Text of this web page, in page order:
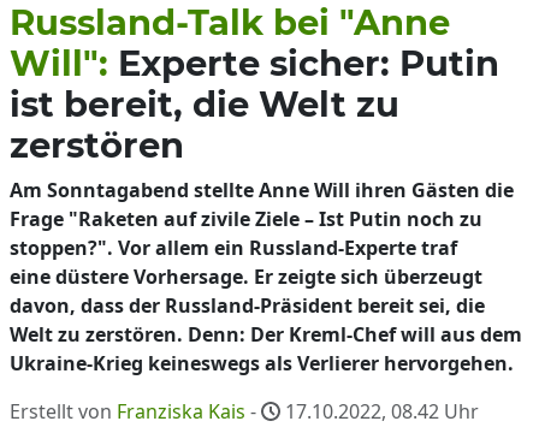
Russland-Talk bei "Anne
Will": Experte sicher: Putin
ist bereit, die Welt zu
zerstören
Am Sonntagabend stellte Anne Will ihren Gästen die
Frage "Raketen auf zivile Ziele – Ist Putin noch zu
stoppen?". Vor allem ein Russland-Experte traf
eine düstere Vorhersage. Er zeigte sich überzeugt
davon, dass der Russland-Präsident bereit sei, die
Welt zu zerstören. Denn: Der Kreml-Chef will aus dem
Ukraine-Krieg keineswegs als Verlierer hervorgehen.
Erstellt von Franziska Kais - 17.10.2022, 08.42 Uhr